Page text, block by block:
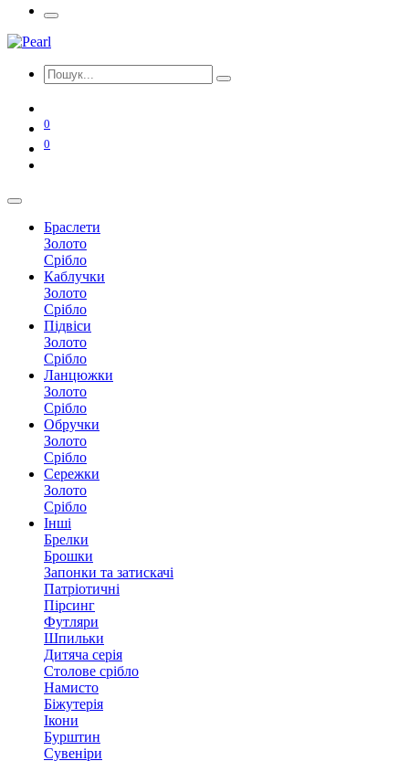
0
0
Браслети
Золото
Срібло
Каблучки
Золото
Срібло
Підвіси
Золото
Срібло
Ланцюжки
Золото
Срібло
Обручки
Золото
Срібло
Сережки
Золото
Срібло
Інші
Брелки
Брошки
Запонки та затискачі
Патріотичні
Пірсинг
Футляри
Шпильки
Дитяча серія
Столове срібло
Намисто
Біжутерія
Ікони
Бурштин
Сувеніри